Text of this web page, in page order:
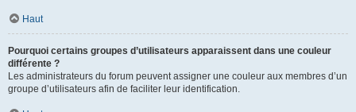
Haut
Pourquoi certains groupes d’utilisateurs apparaissent dans une couleur
différente ?
Les administrateurs du forum peuvent assigner une couleur aux membres d’un
groupe d’utilisateurs afin de faciliter leur identification.